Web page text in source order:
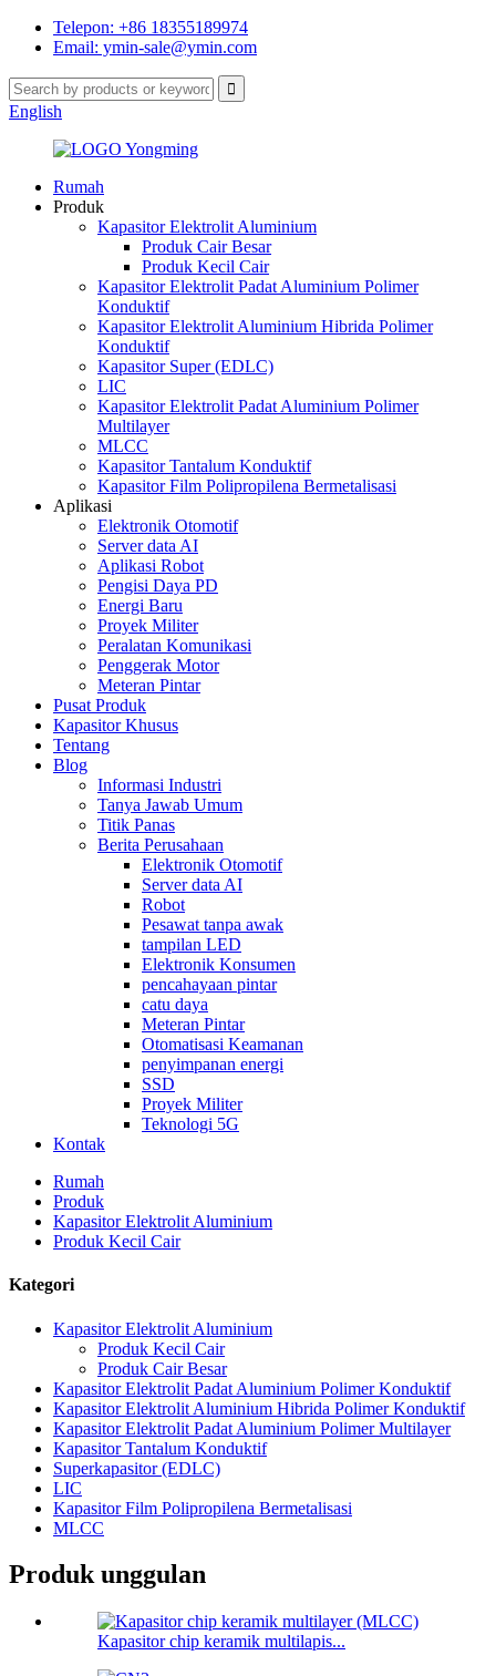
Telepon: +86 18355189974
Email: ymin-sale@ymin.com
English
Rumah
Produk
Kapasitor Elektrolit Aluminium
Produk Cair Besar
Produk Kecil Cair
Kapasitor Elektrolit Padat Aluminium Polimer
Konduktif
Kapasitor Elektrolit Aluminium Hibrida Polimer
Konduktif
Kapasitor Super (EDLC)
LIC
Kapasitor Elektrolit Padat Aluminium Polimer
Multilayer
MLCC
Kapasitor Tantalum Konduktif
Kapasitor Film Polipropilena Bermetalisasi
Aplikasi
Elektronik Otomotif
Server data AI
Aplikasi Robot
Pengisi Daya PD
Energi Baru
Proyek Militer
Peralatan Komunikasi
Penggerak Motor
Meteran Pintar
Pusat Produk
Kapasitor Khusus
Tentang
Blog
Informasi Industri
Tanya Jawab Umum
Titik Panas
Berita Perusahaan
Elektronik Otomotif
Server data AI
Robot
Pesawat tanpa awak
tampilan LED
Elektronik Konsumen
pencahayaan pintar
catu daya
Meteran Pintar
Otomatisasi Keamanan
penyimpanan energi
SSD
Proyek Militer
Teknologi 5G
Kontak
Rumah
Produk
Kapasitor Elektrolit Aluminium
Produk Kecil Cair
Kategori
Kapasitor Elektrolit Aluminium
Produk Kecil Cair
Produk Cair Besar
Kapasitor Elektrolit Padat Aluminium Polimer Konduktif
Kapasitor Elektrolit Aluminium Hibrida Polimer Konduktif
Kapasitor Elektrolit Padat Aluminium Polimer Multilayer
Kapasitor Tantalum Konduktif
Superkapasitor (EDLC)
LIC
Kapasitor Film Polipropilena Bermetalisasi
MLCC
Produk unggulan
Kapasitor chip keramik multilapis...